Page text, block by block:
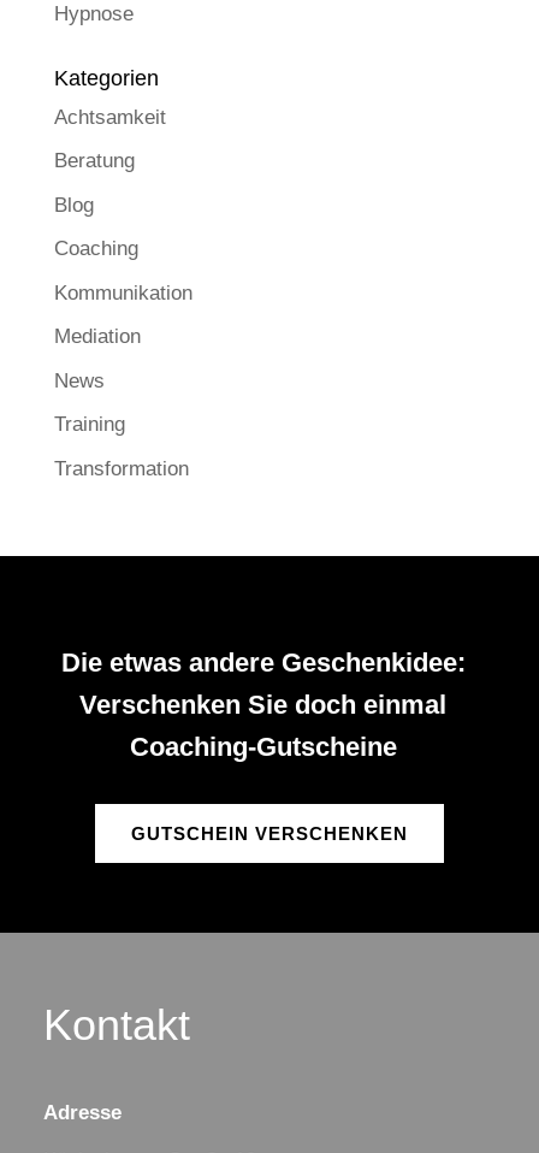
Hypnose
Kategorien
Achtsamkeit
Beratung
Blog
Coaching
Kommunikation
Mediation
News
Training
Transformation
Die etwas andere Geschenkidee:
Verschenken Sie doch einmal
Coaching-Gutscheine
GUTSCHEIN VERSCHENKEN
Kontakt
Adresse